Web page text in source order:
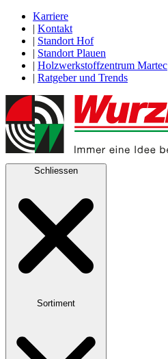
Karriere
| Kontakt
| Standort Hof
| Standort Plauen
| Holzwerkstoffzentrum Martec
| Ratgeber und Trends
Schliessen
Sortiment